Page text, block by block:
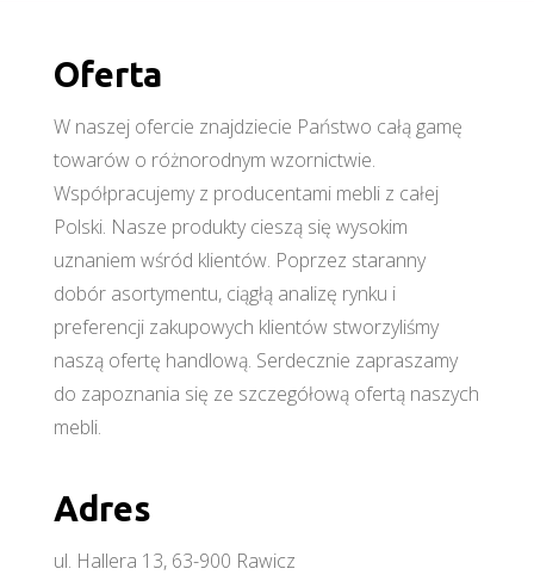
Oferta
W naszej ofercie znajdziecie Państwo całą gamę
towarów o różnorodnym wzornictwie.
Współpracujemy z producentami mebli z całej
Polski. Nasze produkty cieszą się wysokim
uznaniem wśród klientów. Poprzez staranny
dobór asortymentu, ciągłą analizę rynku i
preferencji zakupowych klientów stworzyliśmy
naszą ofertę handlową. Serdecznie zapraszamy
do zapoznania się ze szczegółową ofertą naszych
mebli.
Adres
ul. Hallera 13, 63-900 Rawicz